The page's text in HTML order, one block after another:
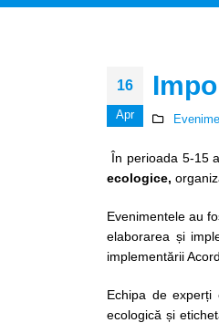
16
Apr
În perioada 5-15
ecologice,
Evenimentele au
elaborarea și
implementării
Echipa de experți
ecologică și